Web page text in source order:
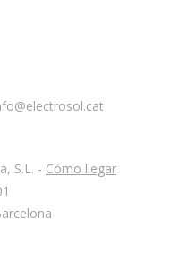
S.L. - Cómo llegar